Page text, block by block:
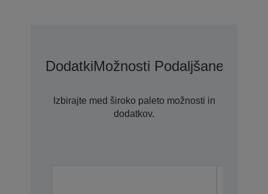
DodatkiMožnosti Podaljšane
Izbirajte med široko paleto možnosti in
dodatkov.